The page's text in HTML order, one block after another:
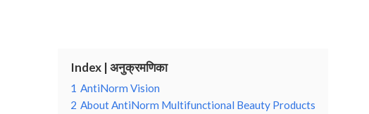
Index | अनुक्रमणिका
1 AntiNorm Vision
2 About AntiNorm Multifunctional Beauty Products